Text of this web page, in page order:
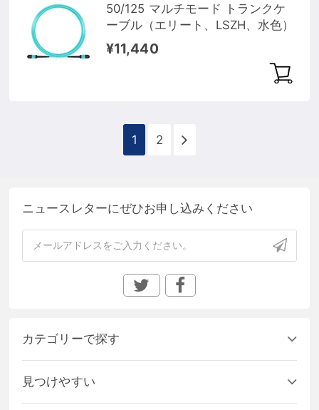
50/125 マルチモード トランクケ
ーブル（エリート、LSZH、水色）
¥11,440
1 2
ニュースレターにぜひお申し込みください
カテゴリーで探す
見つけやすい